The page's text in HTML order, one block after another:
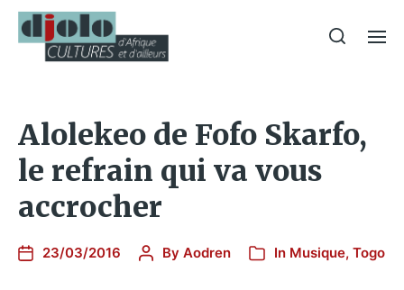
Alolekeo de Fofo Skarfo,
le refrain qui va vous
accrocher
23/03/2016 By Aodren In Musique, Togo